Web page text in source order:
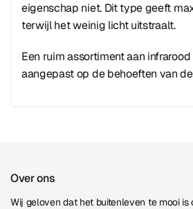
eigenschap niet. Dit type geeft
terwijl het weinig licht uitstraalt.
Een ruim assortiment aan
aangepast op de behoeften van
Over ons
Wij geloven dat het buitenleven te mooi is